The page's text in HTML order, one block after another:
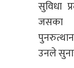
सुविधा
जसका
उनले